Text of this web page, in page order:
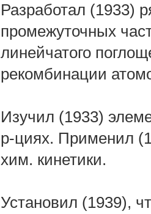
Разработал (1933)
промежуточных
линейчатого
рекомбинации
Изучил (1933)
р-циях. Применил
хим. кинетики.
Установил (1939),